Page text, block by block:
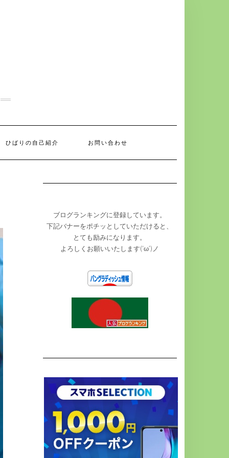
ひばりの自己紹介 お問い合わせ
ブログランキングに登録しています。
下記バナーをポチッとしていただけると、
とても励みになります。
よろしくお願いいたします(‘ω’)ノ